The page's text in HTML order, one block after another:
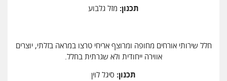
תכנון: מזל גלבוע
חלל שירותי אורחים מחופה ומרוצף אריחי טרצו במראה בזלתי, יוצרים
אווירה ייחודית ולא שגרתית בחלל.
תכנון: סיגל לוין